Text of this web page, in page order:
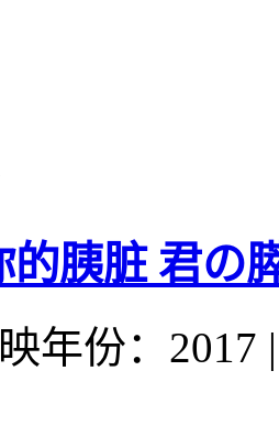
胰脏 君の
映年份：2017 |